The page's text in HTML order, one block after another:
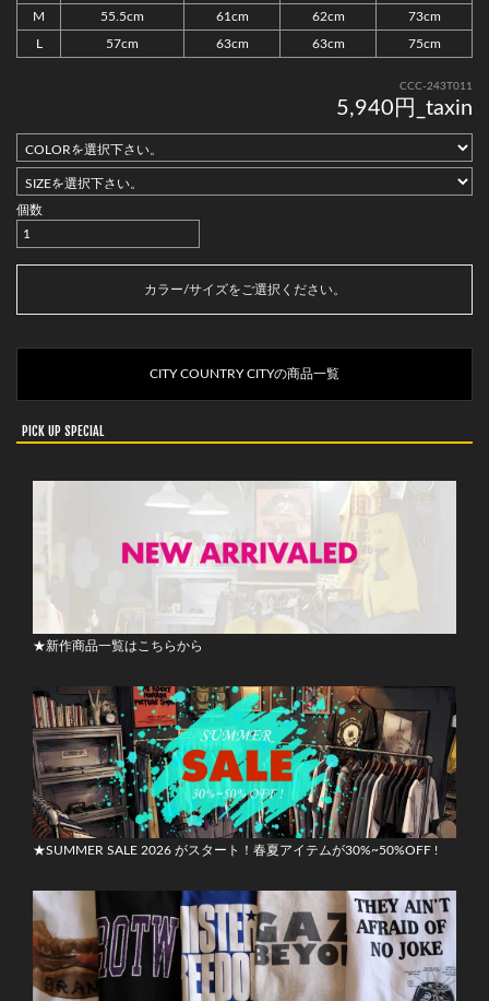
M 55.5cm 61cm 62cm 73cm
L 57cm 63cm 63cm 75cm
CCC-243T011
5,940円_taxin
個数
カートに入れる
カラー/サイズをご選択ください。
CITY COUNTRY CITYの商品一覧
PICK UP SPECIAL
★新作商品一覧はこちらから
★SUMMER SALE 2026 がスタート！春夏アイテムが30%~50%OFF !